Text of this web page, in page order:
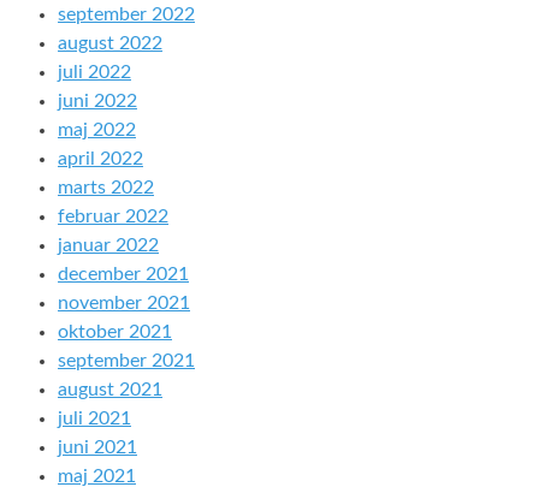
september 2022
august 2022
juli 2022
juni 2022
maj 2022
april 2022
marts 2022
februar 2022
januar 2022
december 2021
november 2021
oktober 2021
september 2021
august 2021
juli 2021
juni 2021
maj 2021